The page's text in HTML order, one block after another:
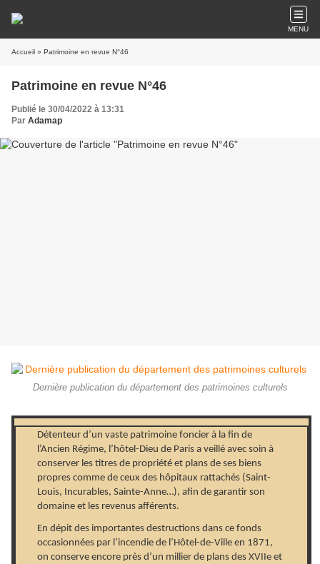
MENU
Accueil » Patrimoine en revue N°46
Patrimoine en revue N°46
Publié le 30/04/2022 à 13:31
Par Adamap
Dernière publication du département des patrimoines culturels
Détenteur d’un vaste patrimoine foncier à la fin de
l’Ancien Régime, l’hôtel-Dieu de Paris a veillé avec soin à
conserver les titres de propriété et plans de ses biens
propres comme de ceux des hôpitaux rattachés (Saint-
Louis, Incurables, Sainte-Anne…), afin de garantir son
domaine et les revenus afférents.
En dépit des importantes destructions dans ce fonds
occasionnées par l’incendie de l’Hôtel-de-Ville en 1871,
on conserve encore près d’un millier de plans des XVIIe et